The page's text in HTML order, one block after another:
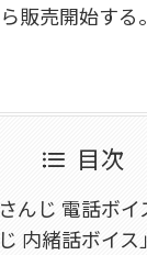
販売開始する。
目次
さんじ 電話ボ
内緒話ボイス」